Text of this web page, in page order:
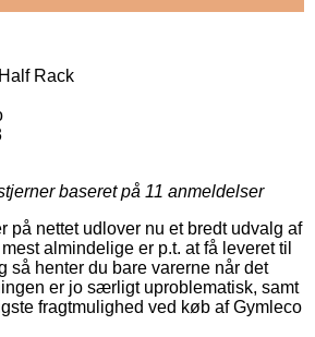
Rack
baseret på 11 anmeldelser
på nettet udlover nu et bredt udvalg af
almindelige er p.t. at få leveret til
så henter du bare varerne når det
er jo særligt uproblematisk, samt
fragtmulighed ved køb af Gymleco